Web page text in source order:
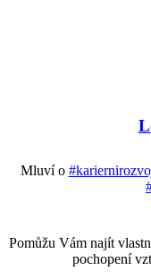
Mluví o
Pomůžu Vám najít
pochopení